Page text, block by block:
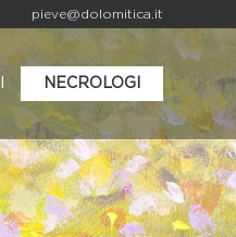
pieve@dolomitica.it
NECROLOGI